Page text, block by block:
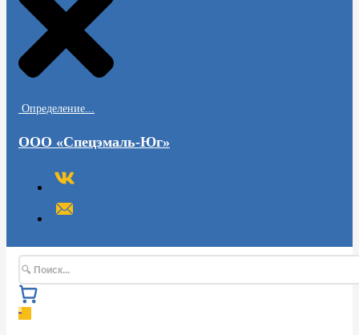
Определение...
ООО «Спецэмаль-Юг»
Поиск
0